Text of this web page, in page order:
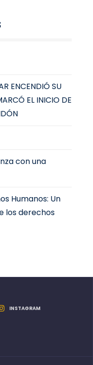
ENCENDIÓ SU
EL INICIO DE
con una
Humanos: Un
los derechos
INSTAGRAM